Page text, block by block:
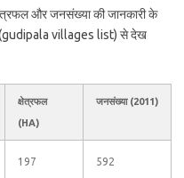
और जनसंख्या की जानकारी के
(gudipala villages list) से देख
क्षेत्रफल
(HA)
जनसंख्या (2011)
197 592